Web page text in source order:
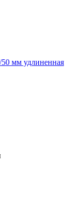
мм удлиненная